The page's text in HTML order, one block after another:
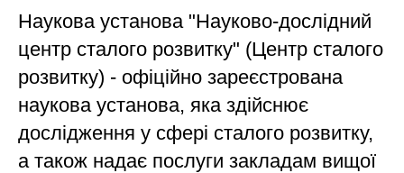
Наукова установа "Науково-дослідний
центр сталого розвитку" (Центр сталого
розвитку) - офіційно зареєстрована
наукова установа, яка здійснює
дослідження у сфері сталого розвитку,
а також надає послуги закладам вищої